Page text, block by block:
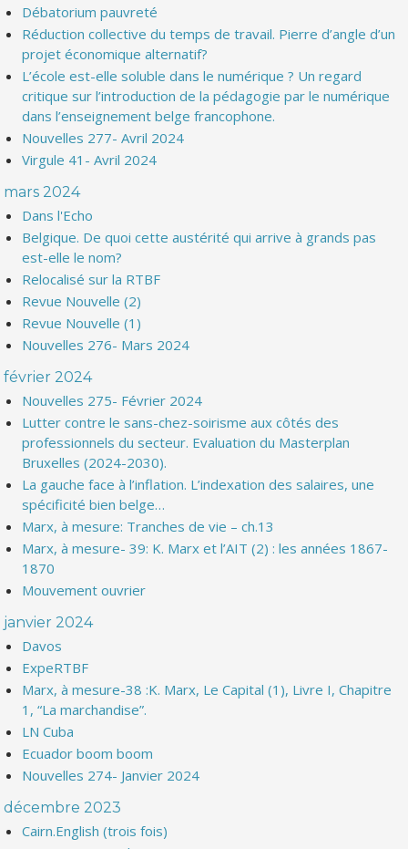
Débatorium pauvreté
Réduction collective du temps de travail. Pierre d’angle d’un
projet économique alternatif?
L’école est-elle soluble dans le numérique ? Un regard
critique sur l’introduction de la pédagogie par le numérique
dans l’enseignement belge francophone.
Nouvelles 277- Avril 2024
Virgule 41- Avril 2024
mars 2024
Dans l'Echo
Belgique. De quoi cette austérité qui arrive à grands pas
est-elle le nom?
Relocalisé sur la RTBF
Revue Nouvelle (2)
Revue Nouvelle (1)
Nouvelles 276- Mars 2024
février 2024
Nouvelles 275- Février 2024
Lutter contre le sans-chez-soirisme aux côtés des
professionnels du secteur. Evaluation du Masterplan
Bruxelles (2024-2030).
La gauche face à l’inflation. L’indexation des salaires, une
spécificité bien belge…
Marx, à mesure: Tranches de vie – ch.13
Marx, à mesure- 39: K. Marx et l’AIT (2) : les années 1867-
1870
Mouvement ouvrier
janvier 2024
Davos
ExpeRTBF
Marx, à mesure-38 :K. Marx, Le Capital (1), Livre I, Chapitre
1, “La marchandise”.
LN Cuba
Ecuador boom boom
Nouvelles 274- Janvier 2024
décembre 2023
Cairn.English (trois fois)